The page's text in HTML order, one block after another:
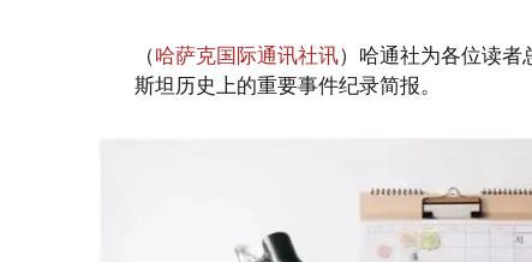
（哈萨克国际通讯社讯）哈通社为各位读
斯坦历史上的重要事件纪录简报。